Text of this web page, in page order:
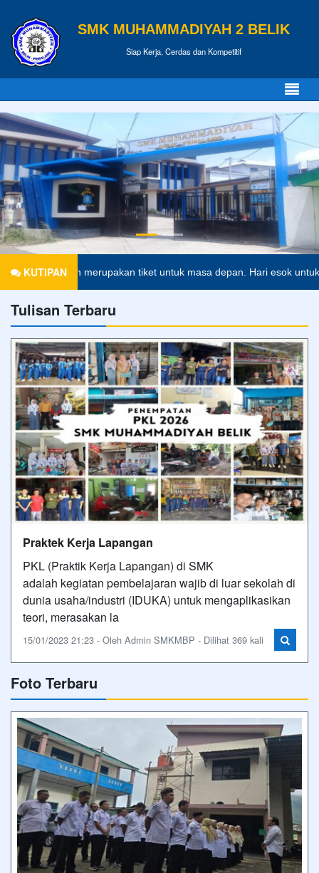
SMK MUHAMMADIYAH 2 BELIK
Siap Kerja, Cerdas dan Kompetitif
KUTIPANmerupakan tiket untuk masa depan. Hari esok untuk
Tulisan Terbaru
Praktek Kerja Lapangan
PKL (Praktik Kerja Lapangan) di SMK
adalah kegiatan pembelajaran wajib di luar sekolah di
dunia usaha/industri (IDUKA) untuk mengaplikasikan
teori, merasakan la
15/01/2023 21:23 - Oleh Admin SMKMBP - Dilihat 369 kali
Foto Terbaru